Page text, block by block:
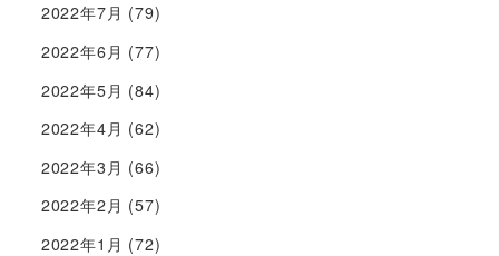
2022年7月 (79)
2022年6月 (77)
2022年5月 (84)
2022年4月 (62)
2022年3月 (66)
2022年2月 (57)
2022年1月 (72)